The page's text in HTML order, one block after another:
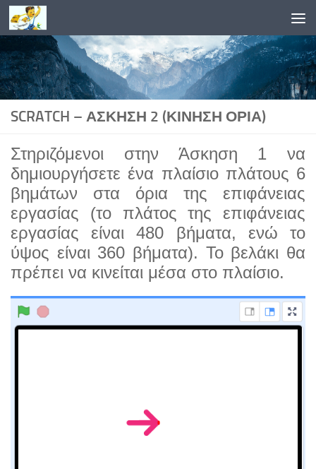
Skip to content
SCRATCH – ΆΣΚΗΣΗ 2 (ΚΊΝΗΣΗ ΌΡΙΑ)
Στηριζόμενοι στην Άσκηση 1 να
δημιουργήσετε ένα πλαίσιο πλάτους 6
βημάτων στα όρια της επιφάνειας
εργασίας (το πλάτος της επιφάνειας
εργασίας είναι 480 βήματα, ενώ το
ύψος είναι 360 βήματα). Το βελάκι θα
πρέπει να κινείται μέσα στο πλαίσιο.